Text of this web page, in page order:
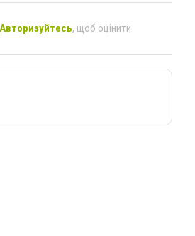
Авторизуйтесь, щоб оцінити